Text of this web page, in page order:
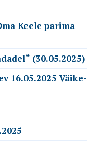
Keele parima
(30.05.2025)
16.05.2025 Väike-